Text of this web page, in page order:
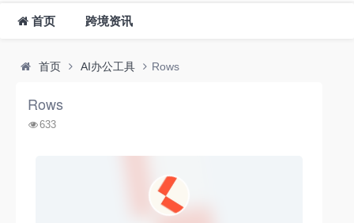
首页 跨境资讯
首页 AI办公工具 Rows
Rows
633